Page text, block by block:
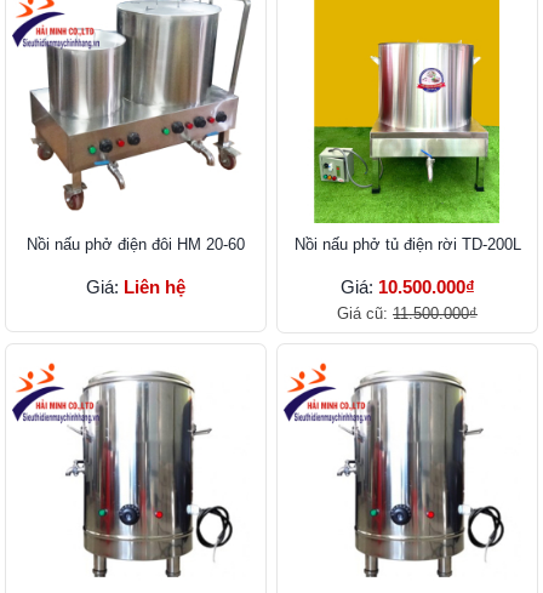
Nồi nấu phở điện đôi HM 20-60
Giá: Liên hệ
Nồi nấu phở tủ điện rời TD-200L
Giá: 10.500.000₫
Giá cũ: 11.500.000₫